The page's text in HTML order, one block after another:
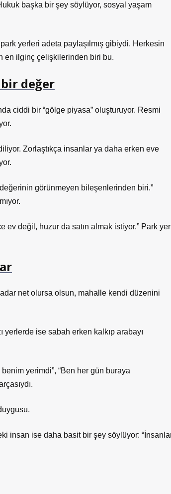
başka bir şey söylüyor, sosyal yaşam
yerleri adeta paylaşılmış gibiydi. Herkesin
en ilginç çelişkilerinden biri bu.
değer
ciddi bir “gölge piyasa” oluşturuyor. Resmi
Zorlaştıkça insanlar ya daha erken eve
görünmeyen bileşenlerinden biri.”
ev değil, huzur da satın almak istiyor.” Park
net olursa olsun, mahalle kendi düzenini
ise sabah erken kalkıp arabayı
yerimdi”, “Ben her gün buraya
insan ise daha basit bir şey söylüyor: